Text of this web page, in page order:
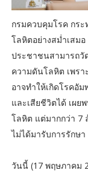
กรมควบคุมโรค กร
โลหิตอย่างสม่ำเสมอ
ประชาชนสามารถวั
ความดันโลหิต เพร
อาจทำให้เกิดโรคอั
และเสียชีวิตได้ เผย
โลหิต แต่มากกว่า 7
ไม่ได้มารับการรักษา
วันนี้ (17 พฤษภาคม